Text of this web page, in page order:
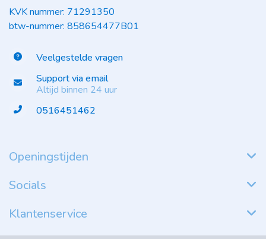
KVK nummer: 71291350
btw-nummer: 858654477B01
Veelgestelde vragen
Support via email
Altijd binnen 24 uur
0516451462
Openingstijden
Socials
Klantenservice